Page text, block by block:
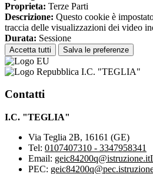
Proprieta: Terze Parti
Descrizione: Questo cookie è
traccia delle visualizzazioni dei video
Durata: Sessione
Accetta tutti Salva le preferenze
I.C. "TEGLIA"
Contatti
I.C. "TEGLIA"
Via Teglia 2B, 16161 (GE)
Tel: 0107407310 - 3347958341
Email: geic84200q@istruzione.it
PEC: